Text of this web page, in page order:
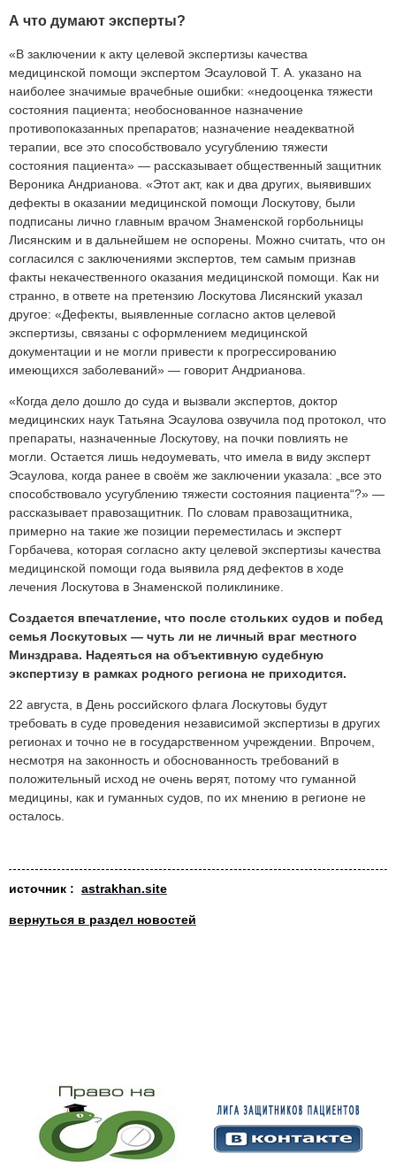
А что думают эксперты?
«В заключении к акту целевой экспертизы качества
медицинской помощи экспертом Эсауловой Т. А. указано на
наиболее значимые врачебные ошибки: «недооценка тяжести
состояния пациента; необоснованное назначение
противопоказанных препаратов; назначение неадекватной
терапии, все это способствовало усугублению тяжести
состояния пациента» — рассказывает общественный защитник
Вероника Андрианова. «Этот акт, как и два других, выявивших
дефекты в оказании медицинской помощи Лоскутову, были
подписаны лично главным врачом Знаменской горбольницы
Лисянским и в дальнейшем не оспорены. Можно считать, что он
согласился с заключениями экспертов, тем самым признав
факты некачественного оказания медицинской помощи. Как ни
странно, в ответе на претензию Лоскутова Лисянский указал
другое: «Дефекты, выявленные согласно актов целевой
экспертизы, связаны с оформлением медицинской
документации и не могли привести к прогрессированию
имеющихся заболеваний» — говорит Андрианова.
«Когда дело дошло до суда и вызвали экспертов, доктор
медицинских наук Татьяна Эсаулова озвучила под протокол, что
препараты, назначенные Лоскутову, на почки повлиять не
могли. Остается лишь недоумевать, что имела в виду эксперт
Эсаулова, когда ранее в своём же заключении указала: „все это
способствовало усугублению тяжести состояния пациента“?» —
рассказывает правозащитник. По словам правозащитника,
примерно на такие же позиции переместилась и эксперт
Горбачева, которая согласно акту целевой экспертизы качества
медицинской помощи года выявила ряд дефектов в ходе
лечения Лоскутова в Знаменской поликлинике.
Создается впечатление, что после стольких судов и побед
семья Лоскутовых — чуть ли не личный враг местного
Минздрава. Надеяться на объективную судебную
экспертизу в рамках родного региона не приходится.
22 августа, в День российского флага Лоскутовы будут
требовать в суде проведения независимой экспертизы в других
регионах и точно не в государственном учреждении. Впрочем,
несмотря на законность и обоснованность требований в
положительный исход не очень верят, потому что гуманной
медицины, как и гуманных судов, по их мнению в регионе не
осталось.
источник : astrakhan.site
вернуться в раздел новостей